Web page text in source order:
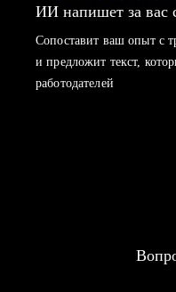
ИИ напишет за вас
Сопоставит ваш опыт с
и предложит текст,
работодателей